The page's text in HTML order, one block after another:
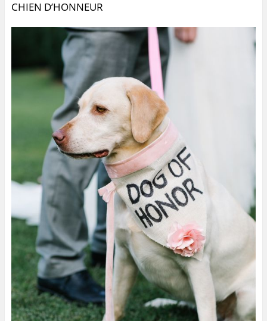
CHIEN D’HONNEUR